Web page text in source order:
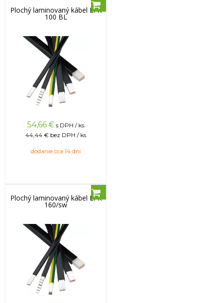
Plochý laminovaný kábel LFK
100 BL
54,66 € s DPH / ks
44,44 € bez DPH / ks
dodanie cca 14 dní
Plochý laminovaný kábel LFK
160/sw